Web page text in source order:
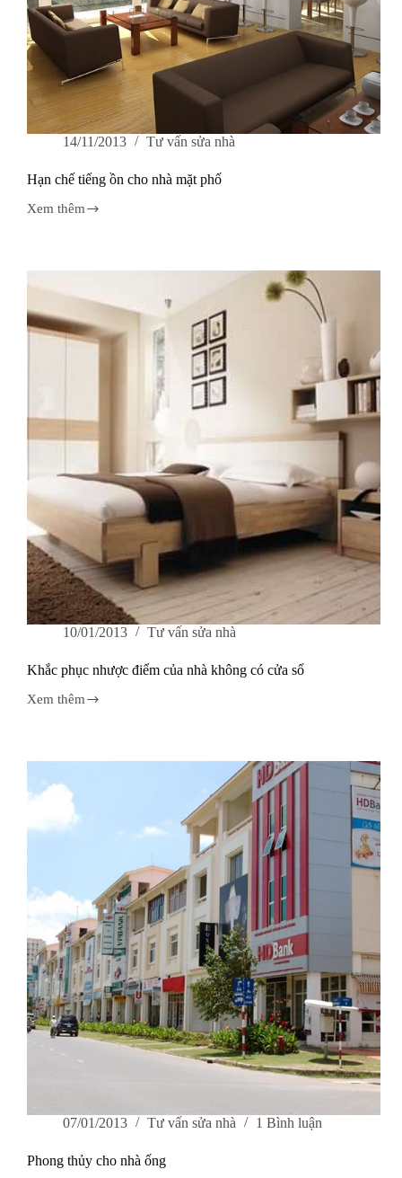
14/11/2013 Tư vấn sửa nhà
Hạn chế tiếng ồn cho nhà mặt phố
Xem thêm
Hạn
phố
10/01/2013 Tư vấn sửa nhà
Khắc phục nhược điểm của nhà không có cửa sổ
Xem thêm
Khắc
không
cửa
07/01/2013 Tư vấn sửa nhà 1 Bình luận
Phong thủy cho nhà ống